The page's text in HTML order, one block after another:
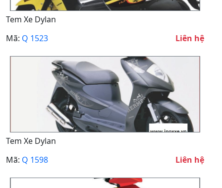
Tem Xe Dylan
Mã: Q 1523 Liên hệ
Tem Xe Dylan
Mã: Q 1598 Liên hệ